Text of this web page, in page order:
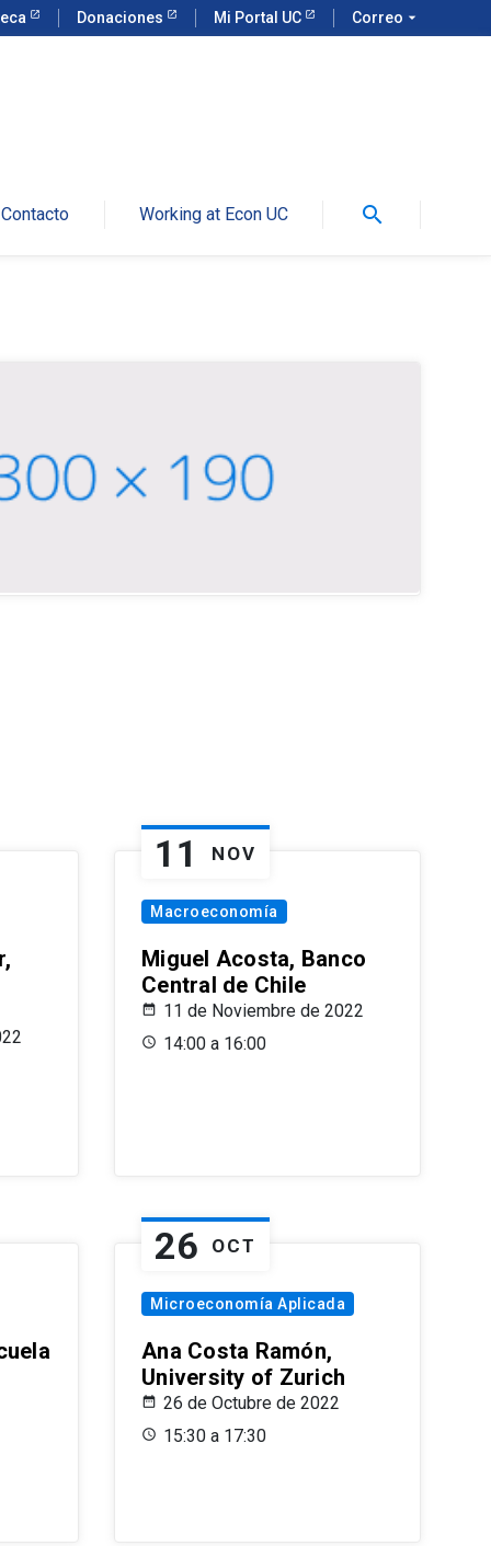
Donaciones Mi Portal UC Correo arrow_drop_down
Contacto Working at Econ UC search
11 NOV
Macroeconomía
Miguel Acosta, Banco
Central de Chile
11 de Noviembre de 2022
14:00 a 16:00
26 OCT
Microeconomía Aplicada
Ana Costa Ramón,
University of Zurich
26 de Octubre de 2022
15:30 a 17:30